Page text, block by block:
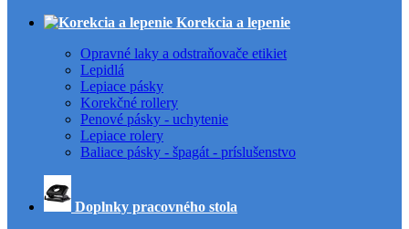
Korekcia a lepenie
Opravné laky a odstraňovače etikiet
Lepidlá
Lepiace pásky
Korekčné rollery
Penové pásky - uchytenie
Lepiace rolery
Baliace pásky - špagát - príslušenstvo
Doplnky pracovného stola